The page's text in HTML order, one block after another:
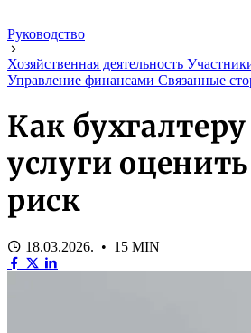
Руководство
Хозяйственная деятельность
Управление финансами Связанные
Как
услуги
риск
18.03.2026. • 15 MIN